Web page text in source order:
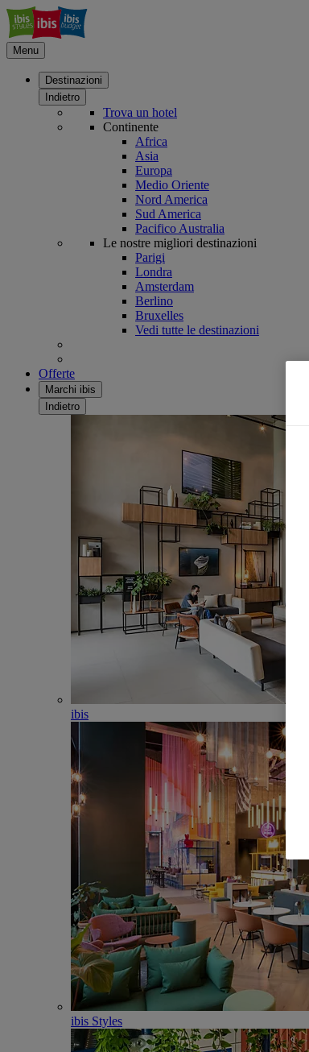
Menu
Destinazioni
Indietro
Trova un hotel
Continente
Africa
Asia
Europa
Medio Oriente
Nord America
Sud America
Pacifico Australia
Le nostre migliori destinazioni
Parigi
Londra
Amsterdam
Berlino
Bruxelles
Vedi tutte le destinazioni
Offerte
Marchi ibis
Indietro
ibis
ibis Styles